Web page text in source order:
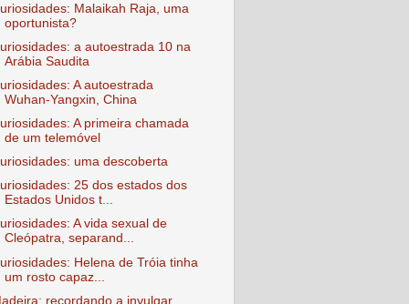
Malaikah Raja, uma
oportunista?
a autoestrada 10 na
Arábia Saudita
A autoestrada
Wuhan-Yangxin, China
A primeira chamada
de um telemóvel
uma descoberta
25 dos estados dos
Estados Unidos t...
A vida sexual de
Cleópatra, separand...
Helena de Tróia tinha
um rosto capaz...
recordando a invulgar